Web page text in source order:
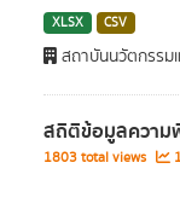
XLSX CSV
สถาบันนวัตกรรม
สถิติข้อมูลความ
1803 total views